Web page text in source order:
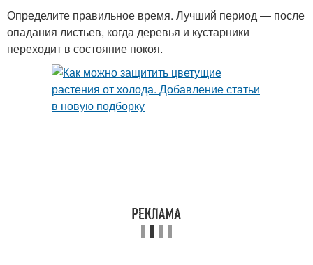
Определите правильное время. Лучший период — после
опадания листьев, когда деревья и кустарники
переходит в состояние покоя.